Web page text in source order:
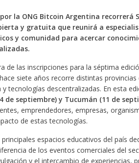
la ONG Bitcoin Argentina recorrerá
y gratuita que reunirá a
y comunidad para acercar
de las inscripciones para la séptima
siete años recorre distintas provincias
tecnologías descentralizadas. En esta
de septiembre) y Tucumán (11 de
emprendedores, empresas,
de estas tecnologías.
espacios educativos del país
de los eventos comerciales del
y el intercambio de experiencias,